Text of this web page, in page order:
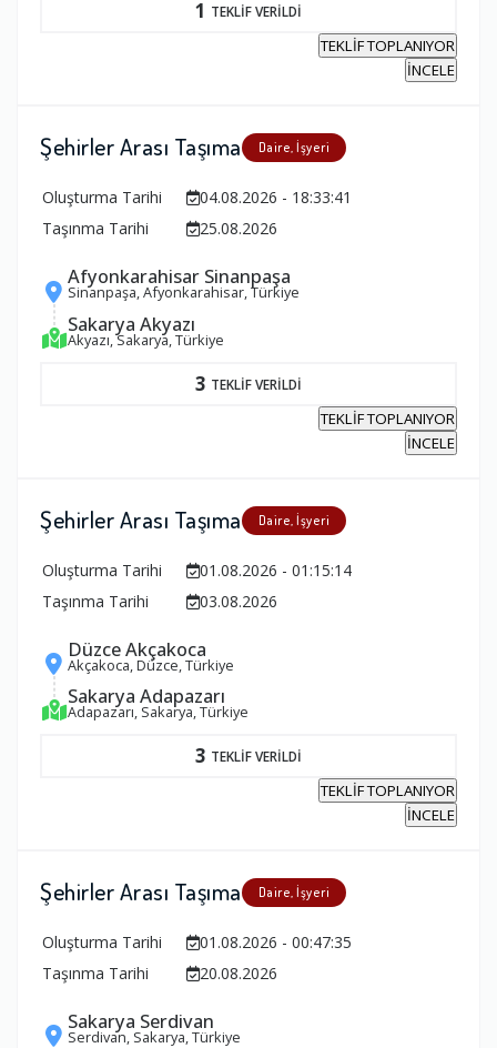
1 TEKLİF VERİLDİ
TEKLİF TOPLANIYOR
İNCELE
Şehirler Arası Taşıma Daire, İşyeri
Oluşturma Tarihi
04.08.2026 - 18:33:41
Taşınma Tarihi
25.08.2026
Afyonkarahisar Sinanpaşa
Sinanpaşa, Afyonkarahisar, Türkiye
Sakarya Akyazı
Akyazı, Sakarya, Türkiye
3 TEKLİF VERİLDİ
TEKLİF TOPLANIYOR
İNCELE
Şehirler Arası Taşıma Daire, İşyeri
Oluşturma Tarihi
01.08.2026 - 01:15:14
Taşınma Tarihi
03.08.2026
Düzce Akçakoca
Akçakoca, Düzce, Türkiye
Sakarya Adapazarı
Adapazarı, Sakarya, Türkiye
3 TEKLİF VERİLDİ
TEKLİF TOPLANIYOR
İNCELE
Şehirler Arası Taşıma Daire, İşyeri
Oluşturma Tarihi
01.08.2026 - 00:47:35
Taşınma Tarihi
20.08.2026
Sakarya Serdivan
Serdivan, Sakarya, Türkiye